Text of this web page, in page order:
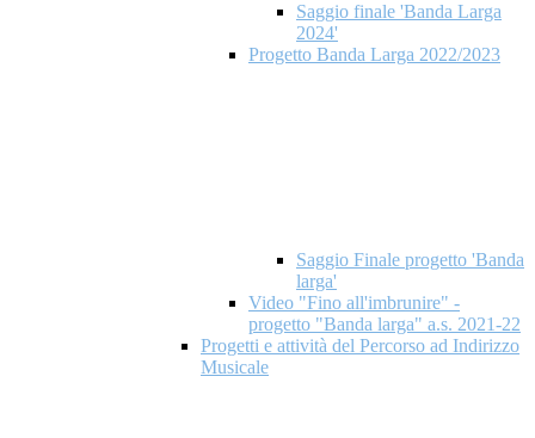
Saggio finale 'Banda Larga
2024'
Progetto Banda Larga 2022/2023
Saggio Finale progetto 'Banda
larga'
Video "Fino all'imbrunire" -
progetto "Banda larga" a.s. 2021-22
Progetti e attività del Percorso ad Indirizzo
Musicale